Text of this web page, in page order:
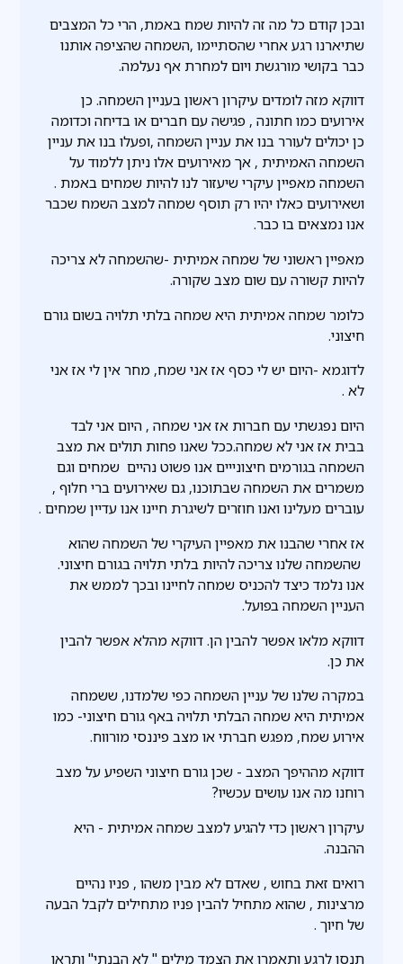
ובכן קודם כל מה זה להיות שמח באמת, הרי כל המצבים
שתיארנו רגע אחרי שהסתיימו ,השמחה שהציפה אותנו
כבר בקושי מורגשת ויום למחרת אף נעלמה.
דווקא מזה לומדים עיקרון ראשון בעניין השמחה. כן
אירועים כמו חתונה , פגישה עם חברים או בדיחה וכדומה
כן יכולים לעורר בנו את עניין השמחה ,ופעלו בנו את עניין
השמחה האמיתית , אך מאירועים אלו ניתן ללמוד על
השמחה מאפיין עיקרי שיעזור לנו להיות שמחים באמת .
ושאירועים כאלו יהיו רק תוסף שמחה למצב השמח שכבר
אנו נמצאים בו כבר.
מאפיין ראשוני של שמחה אמיתית -שהשמחה לא צריכה
להיות קשורה עם שום מצב שקורה.
כלומר שמחה אמיתית היא שמחה בלתי תלויה בשום גורם
חיצוני.
לדוגמא -היום יש לי כסף אז אני שמח, מחר אין לי אז אני
לא .
היום נפגשתי עם חברות אז אני שמחה , היום אני לבד
בבית אז אני לא שמחה.ככל שאנו פחות תולים את מצב
השמחה בגורמים חיצונייים אנו פשוט נהיים שמחים וגם
משמרים את השמחה שבתוכנו, גם שאירועים ברי חלוף ,
עוברים מעלינו ואנו חוזרים לשיגרת חיינו אנו עדיין שמחים .
אז אחרי שהבנו את מאפיין העיקרי של השמחה שהוא
שהשמחה שלנו צריכה להיות בלתי תלויה בגורם חיצוני.
אנו נלמד כיצד להכניס שמחה לחיינו ובכך לממש את
העניין השמחה בפועל.
דווקא מלאו אפשר להבין הן. דווקא מהלא אפשר להבין
את כן.
במקרה שלנו של עניין השמחה כפי שלמדנו, ששמחה
אמיתית היא שמחה הבלתי תלויה באף גורם חיצוני- כמו
אירוע שמח, מפגש חברתי או מצב פיננסי מורווח.
דווקא מההיפך המצב - שכן גורם חיצוני השפיע על מצב
רוחנו מה אנו עושים עכשיו?
עיקרון ראשון כדי להגיע למצב שמחה אמיתית - היא
ההבנה.
רואים זאת בחוש , שאדם לא מבין משהו , פניו נהיים
מרצינות , שהוא מתחיל להבין פניו מתחילים לקבל הבעה
של חיוך .
תנסו לרגע ותאמרו את הצמד מילים " לא הבנתי" ותראו